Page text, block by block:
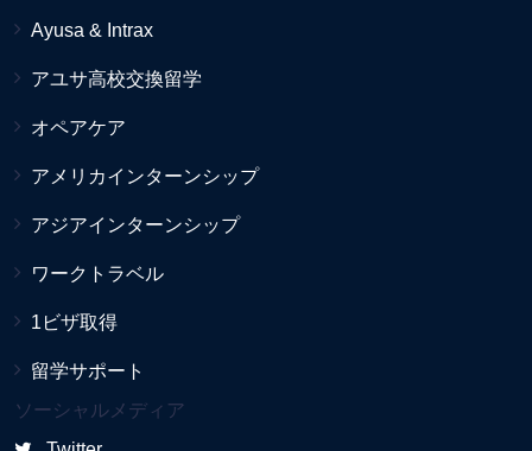
Ayusa & Intrax
アユサ高校交換留学
オペアケア
アメリカインターンシップ
アジアインターンシップ
ワークトラベル
1ビザ取得
留学サポート
ソーシャルメディア